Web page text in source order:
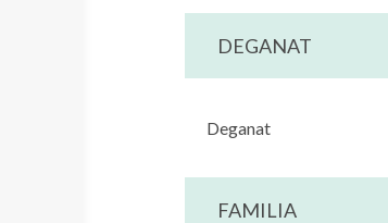
DEGANAT
Deganat
FAMILIA